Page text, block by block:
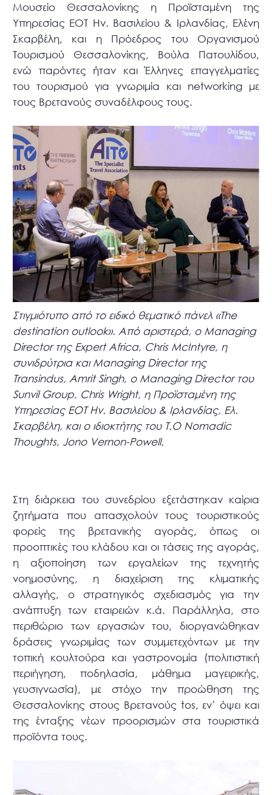
Μουσείο Θεσσαλονίκης η Προϊσταμένη της
Υπηρεσίας ΕΟΤ Ην. Βασιλείου & Ιρλανδίας, Ελένη
Σκαρβέλη, και η Πρόεδρος του Οργανισμού
Τουρισμού Θεσσαλονίκης, Βούλα Πατουλίδου,
ενώ παρόντες ήταν και Έλληνες επαγγελματίες
του τουρισμού για γνωριμία και networking με
τους Βρετανούς συναδέλφους τους.
Στιγμιότυπο από το ειδικό θεματικό πάνελ «The
destination outlook». Από αριστερά, ο Managing
Director της Expert Africa, Chris McIntyre, η
συνιδρύτρια και Managing Director της
Transindus, Amrit Singh, ο Managing Director του
Sunvil Group, Chris Wright, η Προϊσταμένη της
Υπηρεσίας ΕΟΤ Ην. Βασιλείου & Ιρλανδίας, Ελ.
Σκαρβέλη, και ο ιδιοκτήτης του T.Ο Nomadic
Thoughts, Jono Vernon-Powell.
Στη διάρκεια του συνεδρίου εξετάστηκαν καίρια
ζητήματα που απασχολούν τους τουριστικούς
φορείς της βρετανικής αγοράς, όπως οι
προοπτικές του κλάδου και οι τάσεις της αγοράς,
η αξιοποίηση των εργαλείων της τεχνητής
νοημοσύνης, η διαχείριση της κλιματικής
αλλαγής, ο στρατηγικός σχεδιασμός για την
ανάπτυξη των εταιρειών κ.ά. Παράλληλα, στο
περιθώριο των εργασιών του, διοργανώθηκαν
δράσεις γνωριμίας των συμμετεχόντων με την
τοπική κουλτούρα και γαστρονομία (πολιτιστική
περιήγηση, ποδηλασία, μάθημα μαγειρικής,
γευσιγνωσία), με στόχο την προώθηση της
Θεσσαλονίκης στους Βρετανούς tos, εν’ όψει και
της ένταξης νέων προορισμών στα τουριστικά
προϊόντα τους.